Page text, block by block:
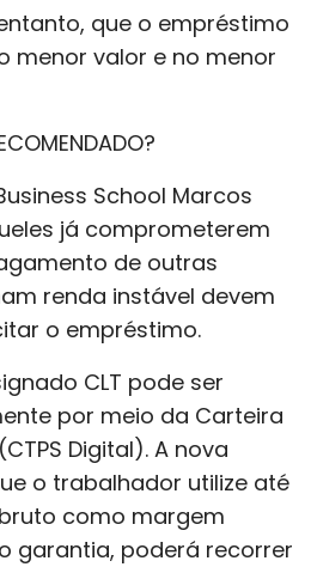
que o empréstimo
menor valor e no menor
School Marcos
já comprometerem
de outras
renda instável devem
o empréstimo.
CLT pode ser
por meio da Carteira
Digital). A nova
o trabalhador utilize até
como margem
garantia, poderá recorrer